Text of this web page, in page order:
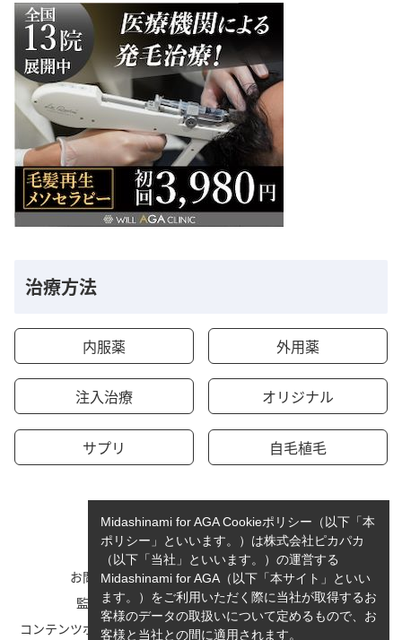
治療方法
内服薬 外用薬
注入治療 オリジナル
サプリ 自毛植毛
お問い合わせ
運営者情報
監修者一覧
cookieポリシーについて
コンテンツポリシーと運営指針
利用規約
Midashinami for AGA Cookieポリシー（以下「本
ポリシー」といいます。）は株式会社ピカパカ
（以下「当社」といいます。）の運営する
Midashinami for AGA（以下「本サイト」といい
ます。）をご利用いただく際に当社が取得するお
客様のデータの取扱いについて定めるもので、お
客様と当社との間に適用されます。